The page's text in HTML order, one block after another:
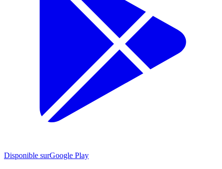
Disponible surGoogle Play